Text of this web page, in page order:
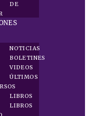
DE
NOTICIAS
BOLETINES
VIDEOS
ÚLTIMOS
LIBROS
LIBROS